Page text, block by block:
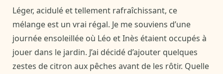
Léger, acidulé et tellement rafraîchissant, ce
mélange est un vrai régal. Je me souviens d’une
journée ensoleillée où Léo et Inès étaient occupés à
jouer dans le jardin. J’ai décidé d’ajouter quelques
zestes de citron aux pêches avant de les rôtir. Quelle